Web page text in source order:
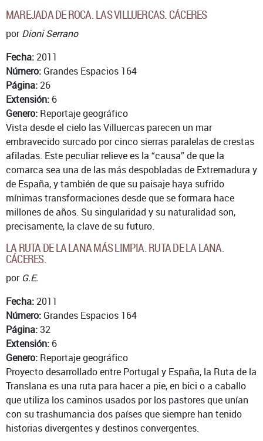
MAREJADA DE ROCA. LAS VILLUERCAS. CÁCERES
porDioni Serrano
Fecha:2011
Número: Grandes Espacios 164
Página:26
Extensión: 6
Genero: Reportaje geográfico
Vista desde el cielo las Villuercas parecen un mar
embravecido surcado por cinco sierras paralelas de crestas
afiladas. Este peculiar relieve es la “causa” de que la
comarca sea una de las más despobladas de Extremadura y
de España, y también de que su paisaje haya sufrido
mínimas transformaciones desde que se formara hace
millones de años. Su singularidad y su naturalidad son,
precisamente, la clave de su futuro.
LA RUTA DE LA LANA MÁS LIMPIA. RUTA DE LA LANA.
CÁCERES.
por G.E.
Fecha:2011
Número: Grandes Espacios 164
Página:32
Extensión: 6
Genero: Reportaje geográfico
Proyecto desarrollado entre Portugal y España, la Ruta de la
Translana es una ruta para hacer a pie, en bici o a caballo
que utiliza los caminos usados por los pastores que unían
con su trashumancia dos países que siempre han tenido
historias divergentes y destinos convergentes.